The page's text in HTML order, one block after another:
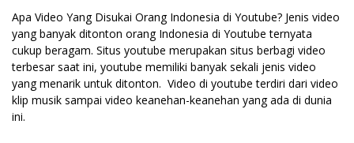
Apa Video Yang Disukai Orang Indonesia di Youtube? Jenis video
yang banyak ditonton orang Indonesia di Youtube ternyata
cukup beragam. Situs youtube merupakan situs berbagi video
terbesar saat ini, youtube memiliki banyak sekali jenis video
yang menarik untuk ditonton. Video di youtube terdiri dari video
klip musik sampai video keanehan-keanehan yang ada di dunia
ini.